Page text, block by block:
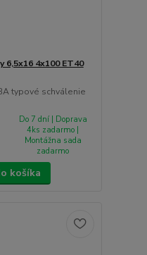
6,5x16 4x100 ET40
typové schválenie
Do 7 dní | Doprava
4ks zadarmo |
Montážna sada
zadarmo
košíka